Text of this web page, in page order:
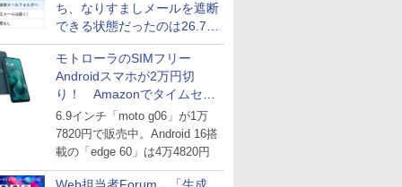
ち、なりすましメールを遮断
できる状態だったのは26.7％
にとどまる～GMOブランド
セキュリティ調査
モトローラのSIMフリー
Androidスマホが2万円切
り！ Amazonでタイムセー
ル
6.9インチ「moto g06」が1万
7820円で販売中。Android 16搭
載の「edge 60」は4万4820円